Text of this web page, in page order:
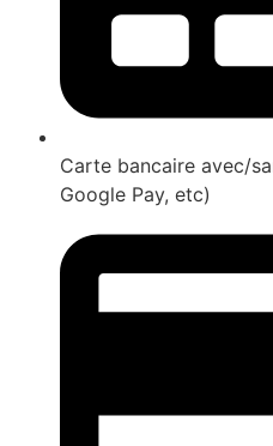
Carte bancaire avec/
Google Pay, etc)